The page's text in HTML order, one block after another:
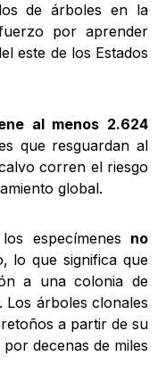
de árboles en la
por aprender
este de los Estados
al menos 2.624
que resguardan al
corren el riesgo
global.
especímenes no
lo que significa que
a una colonia de
Los árboles clonales
a partir de su
decenas de miles